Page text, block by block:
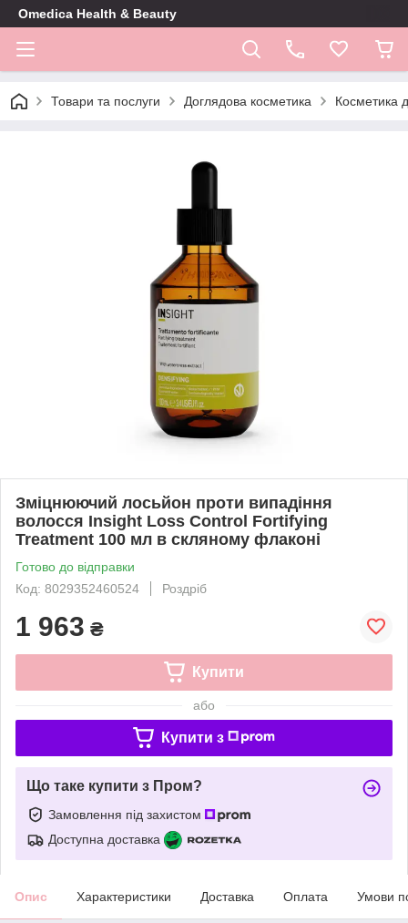
Omedica Health & Beauty
Товари та послуги Доглядова косметика Косметика
Зміцнюючий лосьйон проти випадіння
волосся Insight Loss Control Fortifying
Treatment 100 мл в скляному флаконі
Готово до відправки
Код: 8029352460524
Роздріб
1 963 ₴
Купити
або
Купити з
Що таке купити з Пром?
Замовлення під захистом
Доступна доставка
Опис Характеристики Доставка Оплата Умови